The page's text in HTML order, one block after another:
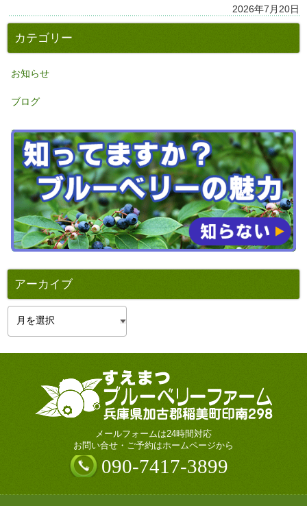
2026年7月20日
カテゴリー
お知らせ
ブログ
アーカイブ
イ
メールフォームは24時間対応
お問い合せ・ご予約はホームページから
090-7417-3899